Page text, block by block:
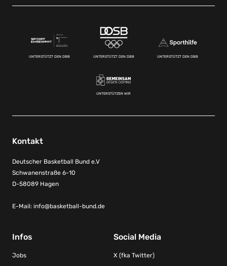
UNTERSTÜTZT DEN DBB UNTERSTÜTZT DEN DBB UNTERSTÜTZT DEN DBB
UNTERSTÜTZEN WIR
Kontakt
Deutscher Basketball Bund e.V
Schwanenstraße 6-10
D-58089 Hagen
E-Mail: info@basketball-bund.de
Infos
Jobs
Social Media
X (fka Twitter)